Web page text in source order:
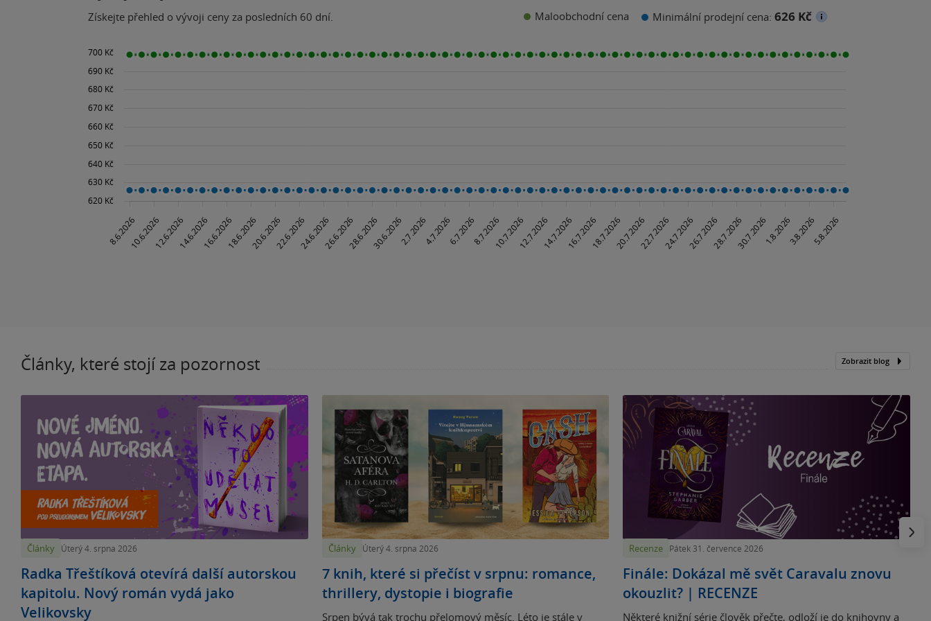
Získejte přehled o vývoji ceny za posledních 60 dní. Maloobchodní cena Minimální prodejní cena: 626 Kč
Články, které stojí za pozornost Zobrazit blog
Články Úterý 4. srpna 2026
Radka Třeštíková otevírá další autorskou
kapitolu. Nový román vydá jako
Velikovsky
Články Úterý 4. srpna 2026
7 knih, které si přečíst v srpnu: romance,
thrillery, dystopie i biografie
Srpen bývá tak trochu přelomový měsíc. Léto je stále v
Recenze Pátek 31. července 2026
Finále: Dokázal mě svět Caravalu znovu
okouzlit? | RECENZE
Některé knižní série člověk přečte, odloží je do knihovny a